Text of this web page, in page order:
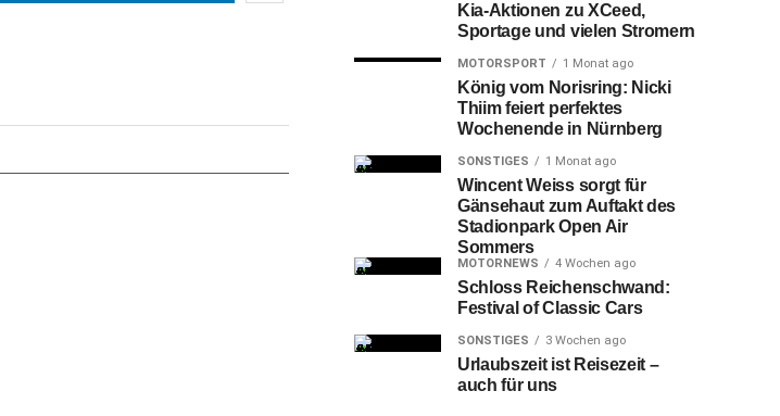
Kia-Aktionen zu XCeed,
Sportage und vielen Stromern
MOTORSPORT 1 Monat ago
König vom Norisring: Nicki
Thiim feiert perfektes
Wochenende in Nürnberg
SONSTIGES 1 Monat ago
Wincent Weiss sorgt für
Gänsehaut zum Auftakt des
Stadionpark Open Air
Sommers
MOTORNEWS 4 Wochen ago
Schloss Reichenschwand:
Festival of Classic Cars
SONSTIGES 3 Wochen ago
Urlaubszeit ist Reisezeit –
auch für uns